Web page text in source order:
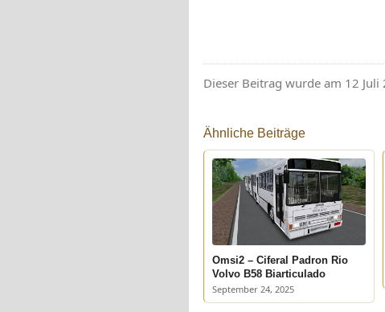
Dieser Beitrag wurde am 12
Ähnliche Beiträge
Omsi2 – Ciferal Padron Rio
Volvo B58 Biarticulado
September 24, 2025